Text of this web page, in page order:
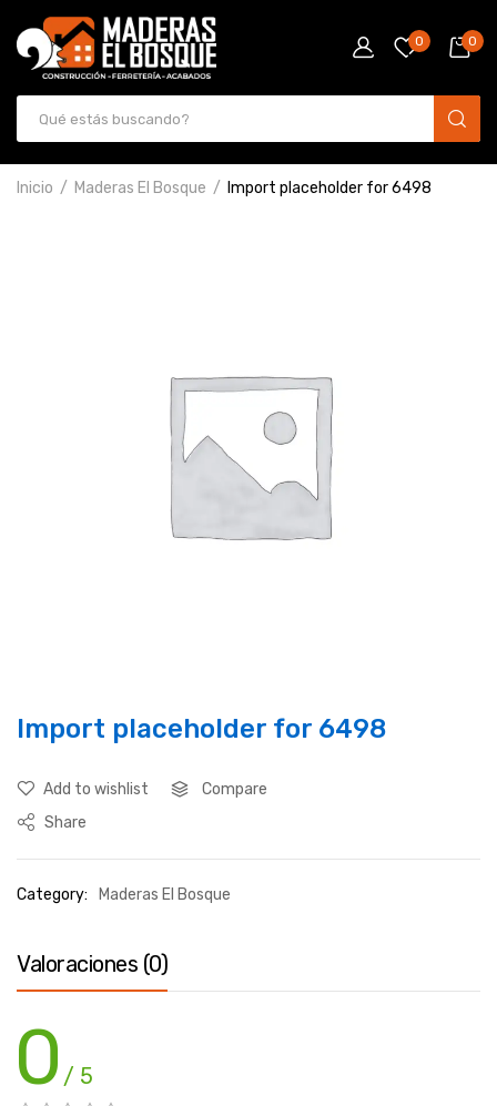
0 0
Inicio Maderas El Bosque Import placeholder for 6498
Import placeholder for 6498
Add to wishlist
Compare
Share
Category: Maderas El Bosque
Valoraciones (0)
0 / 5